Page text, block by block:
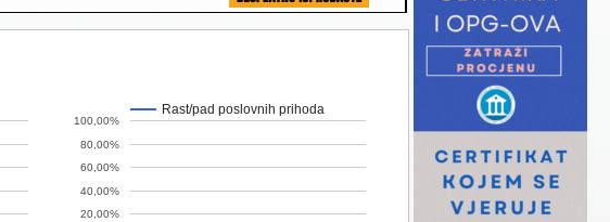
Rast/pad poslovnih prihoda
20,00%
40,00%
60,00%
80,00%
100,00%